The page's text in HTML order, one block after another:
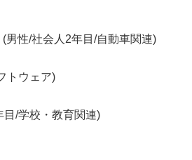
男性/社会人2年目/自動車関連)
トウェア)
目/学校・教育関連)